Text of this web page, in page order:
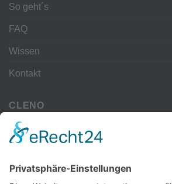
So geht´s
FAQ
Wissen
Kontakt
CLENO
Alle Vorteile
kostenloser Versand